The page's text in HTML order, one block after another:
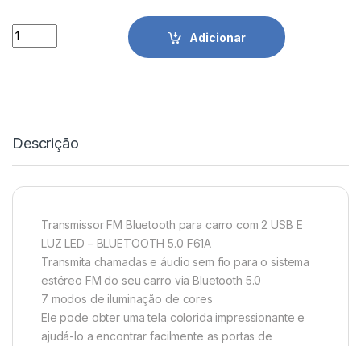
Transmissor FM Bluetooth 5.0 P/ Carro C/ 2 USB E Luz LED
Adicionar
Descrição
Transmissor FM Bluetooth para carro com 2 USB E
LUZ LED – BLUETOOTH 5.0 F61A
Transmita chamadas e áudio sem fio para o sistema
estéreo FM do seu carro via Bluetooth 5.0
7 modos de iluminação de cores
Ele pode obter uma tela colorida impressionante e
ajudá-lo a encontrar facilmente as portas de